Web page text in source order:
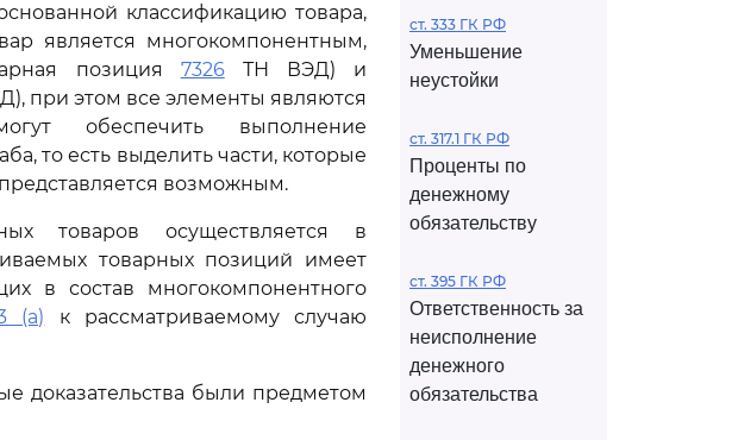
классификацию товара,
является многокомпонентным,
позиция 7326ТН ВЭД) и
при этом все элементы являются
обеспечить выполнение
то есть выделить части, которые
возможным.
товаров осуществляется в
товарных позиций имеет
в состав многокомпонентного
(а) к рассматриваемому случаю
доказательства были предметом
ст. 333 ГК РФ
Уменьшение
неустойки
ст. 317.1 ГК РФ
Проценты по
денежному
обязательству
ст. 395 ГК РФ
Ответственность за
неисполнение
денежного
обязательства